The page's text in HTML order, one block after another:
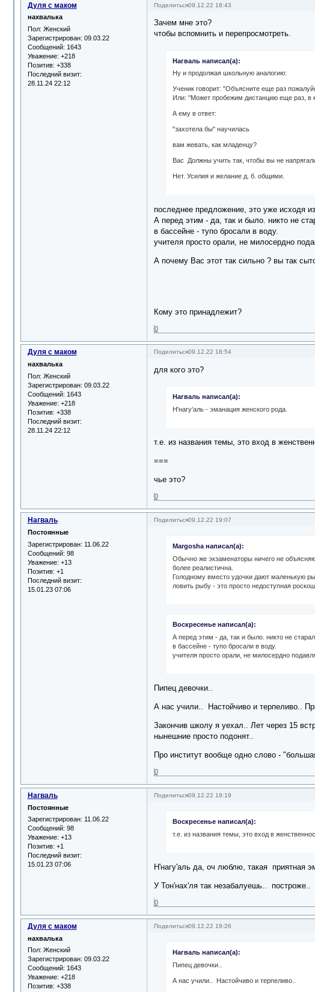
Поделиться09.12.22 18:43
Дуля с маком
нахвалька
Пол: Женский
Зарегистрирован: 09.03.22
Сообщений: 1643
Уважение: +218
Позитив: +338
Последний визит:
28.11.24 22:12
Зачем мне это?
чтобы вспомнить и перепросмотреть.
Нагваль написал(а):
Ну и продолжая школьную аналогию:
Ученик говорит: "Объясните еще раз
Или: "Может пробежим дистанцию еще раз, в
А ему в ответ:
"захотела бы" научилась
вам жевать, как младенцу?
Вас Должны учить так, чтобы вы не
Нет. Усилия и желание д. б. общими.
последнее предложение, это уже исходя
А перед этим - да, так и было. никто не
в бассейне - тупо бросали в воду.
учителя просто орали, не милосердно
А почему Вас этот так сильно ? вы так
Кому это принадлежит?
0
Поделиться09.12.22 18:54
Дуля с маком
нахвалька
Пол: Женский
Зарегистрирован: 09.03.22
Сообщений: 1643
Уважение: +218
Позитив: +338
Последний визит:
28.11.24 22:12
для кого это?
Нагваль написал(а):
Н'нагу'аль - эманация женского рода.
т.е. из названия темы, это вход в
===
чье это?
0
Поделиться09.12.22 19:07
Нагваль
Постоянные
Зарегистрирован: 11.06.22
Сообщений: 98
Уважение: +13
Позитив: +1
Последний визит:
15.01.23 07:06
Margosha написал(а):
Обычно же экзаменаторы ничего не
более реалистична.
Голодному вместо удочки дают маленькую
ловить рыбу - это просто недоступная
Воскресенье написал(а):
А перед этим - да, так и было. никто не
в бассейне - тупо бросали в воду.
учителя просто орали, не милосердно
Пипец девочки..
А нас учили.. Настойчиво и терпеливо..
Закончив школу я уехал.. Лет через 15
нынешние просто подонят..
Про институт вообще одно слово -
0
Поделиться09.12.22 19:19
Нагваль
Постоянные
Зарегистрирован: 11.06.22
Сообщений: 98
Уважение: +13
Позитив: +1
Последний визит:
15.01.23 07:06
Воскресенье написал(а):
т.е. из названия темы, это вход в
Н'нагу'аль да, оч люблю, такая приятная
У Тон'нах'ля так незабалуешь.. построже..
0
Поделиться09.12.22 19:26
Дуля с маком
нахвалька
Пол: Женский
Зарегистрирован: 09.03.22
Сообщений: 1643
Уважение: +218
Позитив: +338
Нагваль написал(а):
Пипец девочки..
А нас учили.. Настойчиво и терпеливо..